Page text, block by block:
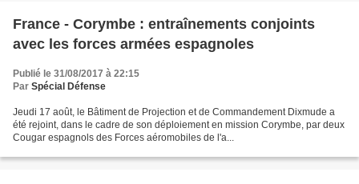
France - Corymbe : entraînements conjoints
avec les forces armées espagnoles
Publié le 31/08/2017 à 22:15
Par Spécial Défense
Jeudi 17 août, le Bâtiment de Projection et de Commandement Dixmude a
été rejoint, dans le cadre de son déploiement en mission Corymbe, par deux
Cougar espagnols des Forces aéromobiles de l'a...